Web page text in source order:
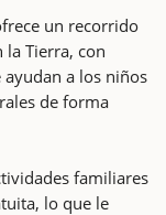
un recorrido
Tierra, con
a los niños
de forma
familiares
lo que le